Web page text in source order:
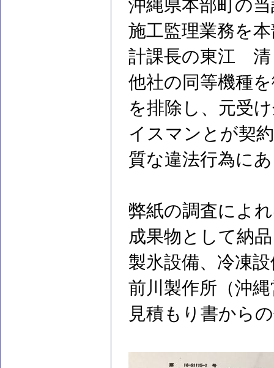
沖縄県本部町の
施工監理業務を
計課長の東江 清
他社の同等機種
を排除し、元受
イスマンとが契
質な違法行為に
弊紙の調査によ
成果物として納
製氷設備、冷凍
前川製作所（沖
見積もり書から